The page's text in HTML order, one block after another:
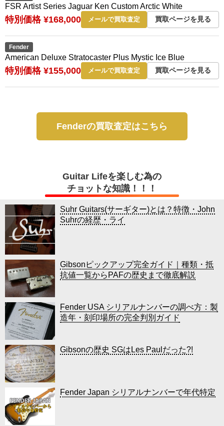
FSR Artist Series Jaguar Ken Custom Arctic White
特別価格 ¥168,000 メールで買取査定 買取ページを見る
Fender
American Deluxe Stratocaster Plus Mystic Ice Blue
特別価格 ¥155,000 メールで買取査定 買取ページを見る
Fenderの買取査定はこちら
Guitar Lifeを楽しむ為の
チョットな知識！！！
Suhr Guitars(サーギター)とは？特徴・John
Suhrの経歴・ライ
Gibsonピックアップ完全ガイド｜種類・抵
抗値一覧からPAFの歴史まで徹底解説
Fender USA シリアルナンバーの調べ方：製
造年・刻印場所の完全判別ガイド
Gibsonの歴史 SGはLes Paulだった?!
Fender Japan シリアルナンバーで年代特定